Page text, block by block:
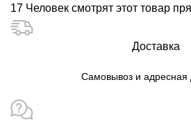
17 Человек смотрят этот товар
Доставка
Самовывоз и адресная